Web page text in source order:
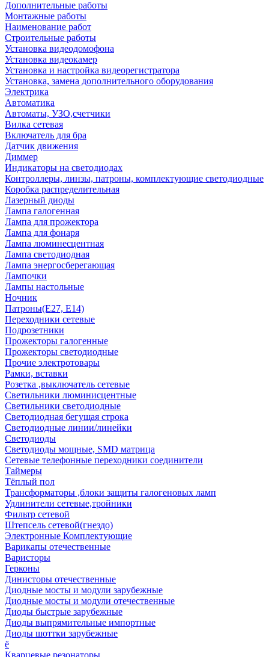
Дополнительные работы
Монтажные работы
Наименование работ
Строительные работы
Установка видеодомофона
Установка видеокамер
Установка и настройка видеорегистратора
Установка, замена дополнительного оборудования
Электрика
Автоматика
Автоматы, УЗО,счетчики
Вилка сетевая
Включатель для бра
Датчик движения
Диммер
Индикаторы на светодиодах
Контроллеры, линзы, патроны, комплектующие светодиодные
Коробка распределительная
Лазерный диоды
Лампа галогенная
Лампа для прожектора
Лампа для фонаря
Лампа люминесцентная
Лампа светодиодная
Лампа энергосберегающая
Лампочки
Лампы настольные
Ночник
Патроны(Е27, Е14)
Переходники сетевые
Подрозетники
Прожекторы галогенные
Прожекторы светодиодные
Прочие электротовары
Рамки, вставки
Розетка ,выключатель сетевые
Светильники люминисцентные
Светильники светодиодные
Светодиодная бегущая строка
Светодиодные линии/линейки
Светодиоды
Светодиоды мощные, SMD матрица
Сетевые телефонные переходники соединители
Таймеры
Тёплый пол
Трансформаторы ,блоки защиты галогеновых ламп
Удлинители сетевые,тройники
Фильтр сетевой
Штепсель сетевой(гнездо)
Электронные Комплектующие
Варикапы отечественные
Варисторы
Герконы
Динисторы отечественные
Диодные мосты и модули зарубежные
Диодные мосты и модули отечественные
Диоды быстрые зарубежные
Диоды выпрямительные импортные
Диоды шоттки зарубежные
ё
Кварцевые резонаторы